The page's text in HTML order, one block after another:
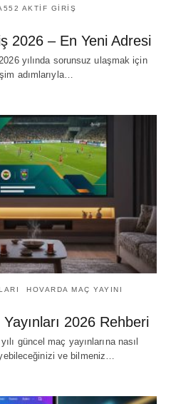
AKTIF GIRIŞ
2026 – En Yeni Adresi
yılında sorunsuz ulaşmak için
adımlarıyla…
HOVARDA MAÇ YAYINI
2026 Rehberi
güncel maç yayınlarına nasıl
ve bilmeniz…